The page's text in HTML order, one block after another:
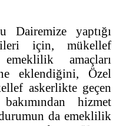
Dairemize yaptığı
için, mükellef
amaçları
eklendiğini, Özel
askerlikte geçen
hizmet
da emeklilik